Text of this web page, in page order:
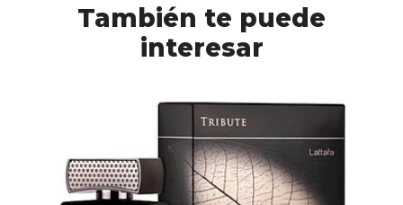
También te puede
interesar